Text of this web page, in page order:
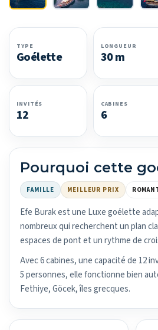
TYPE
Goélette
LONGUEUR
30 m
INVITÉS
12
CABINES
6
Pourquoi cette
FAMILLE MEILLEUR PRIX
Efe Burak est une Luxe goélette
nombreux qui recherchent un plan
espaces de pont et un rythme de
Avec 6 cabines, une capacité de 12
5 personnes, elle fonctionne bien
Fethiye, Göcek, îles grecques.